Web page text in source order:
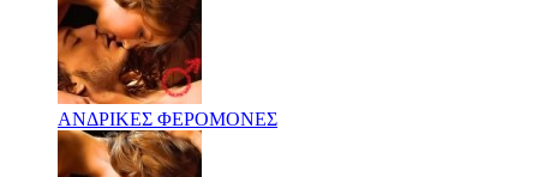
ΑΝΔΡΙΚΕΣ ΦΕΡΟΜΟΝΕΣ